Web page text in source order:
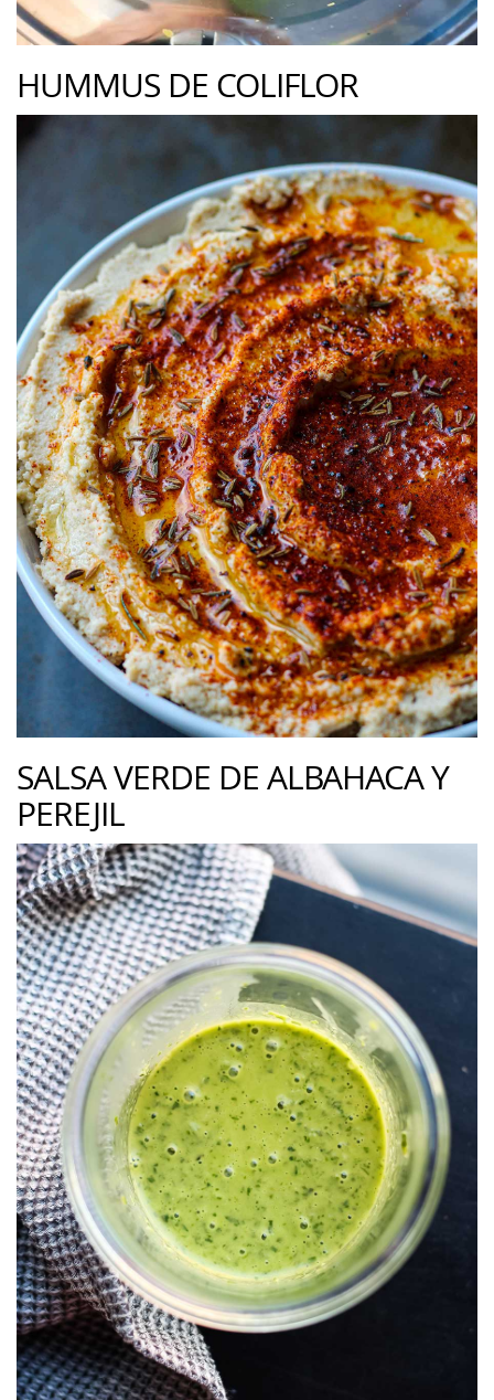
HUMMUS DE COLIFLOR
SALSA VERDE DE ALBAHACA Y
PEREJIL